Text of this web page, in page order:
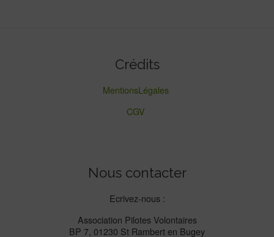
Crédits
MentionsLégales
CGV
Nous contacter
Ecrivez-nous :
Association Pilotes Volontaires
BP 7, 01230 St Rambert en Bugey